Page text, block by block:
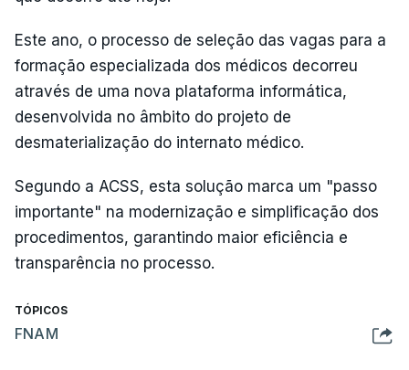
Este ano, o processo de seleção das vagas para a
formação especializada dos médicos decorreu
através de uma nova plataforma informática,
desenvolvida no âmbito do projeto de
desmaterialização do internato médico.
Segundo a ACSS, esta solução marca um "passo
importante" na modernização e simplificação dos
procedimentos, garantindo maior eficiência e
transparência no processo.
TÓPICOS
FNAM